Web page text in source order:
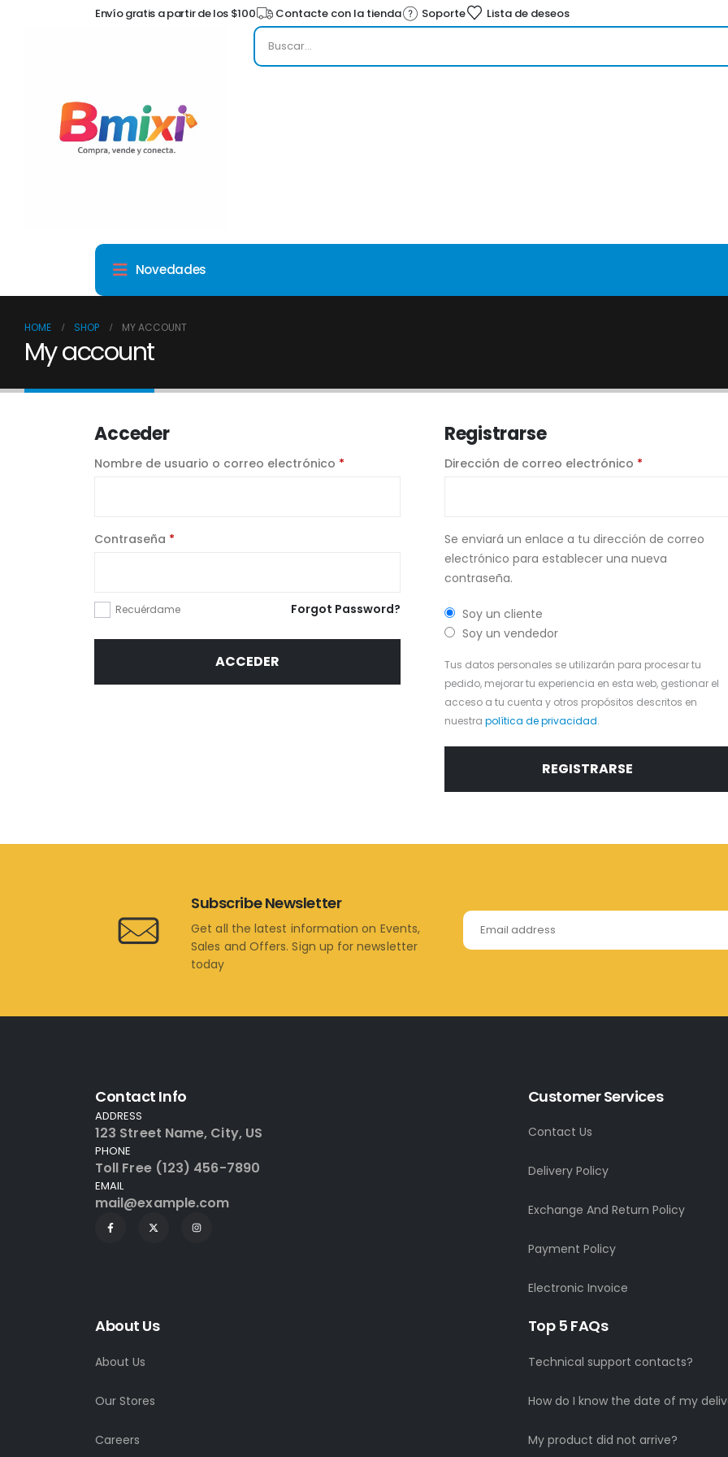
Envío gratis a partir de los $100 Contacte con la tienda Soporte Lista de deseos
Novedades
HOME SHOP MY ACCOUNT
My account
Acceder
Nombre de usuario o correo electrónico *
Contraseña *
Recuérdame Forgot Password?
ACCEDER
Registrarse
Dirección de correo electrónico *
Se enviará un enlace a tu dirección de correo
electrónico para establecer una nueva
contraseña.
Soy un cliente
Soy un vendedor
Tus datos personales se utilizarán para procesar tu
pedido, mejorar tu experiencia en esta web, gestionar el
acceso a tu cuenta y otros propósitos descritos en
nuestra política de privacidad.
REGISTRARSE
Subscribe Newsletter
Get all the latest information on Events,
Sales and Offers. Sign up for newsletter
today
Contact Info
ADDRESS
123 Street Name, City, US
PHONE
Toll Free (123) 456-7890
EMAIL
mail@example.com
Customer Services
Contact Us
Delivery Policy
Exchange And Return Policy
Payment Policy
Electronic Invoice
About Us
About Us
Our Stores
Careers
Top 5 FAQs
Technical support contacts?
How do I know the date of my
My product did not arrive?